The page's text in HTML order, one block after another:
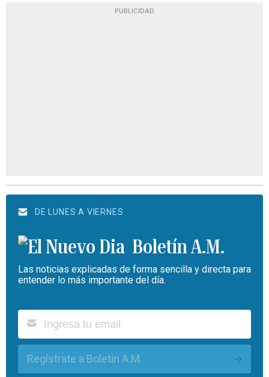
PUBLICIDAD
DE LUNES A VIERNES
Boletín A.M.
Las noticias explicadas de forma sencilla y directa para
entender lo más importante del día.
Regístrate a Boletín A.M.